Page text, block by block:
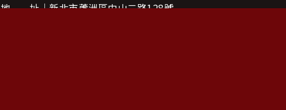
地 址
新北市蘆洲區中山二路128號